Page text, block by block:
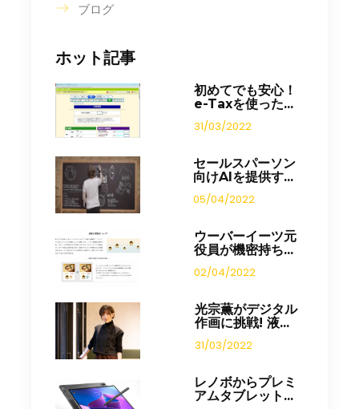
ブログ
ホット記事
初めてでも安心！
e-Taxを使った...
31/03/2022
セールスパーソン
向けAIを提供す...
05/04/2022
ウーバーイーツ元
役員が機密持ち...
02/04/2022
光宗薫がデジタル
作画に挑戦! 液...
31/03/2022
レノボからプレミ
アムタブレット...